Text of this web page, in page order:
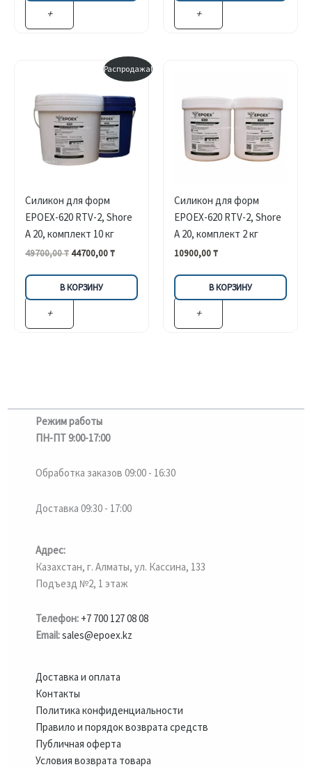
+ +
Распродажа!
Силикон для форм
EPOEX-620 RTV-2, Shore
A 20, комплект 10 кг
49700,00₸Первоначальная
составляла
49700,00 ₸.
44700,00₸Текущая
44700,00 ₸.
В КОРЗИНУ
+
Силикон для форм
EPOEX-620 RTV-2, Shore
A 20, комплект 2 кг
10900,00₸
В КОРЗИНУ
+
Режим работы
ПН-ПТ 9:00-17:00
Обработка заказов 09:00 - 16:30
Доставка 09:30 - 17:00
Адрес:
Казахстан, г. Алматы, ул. Кассина, 133
Подъезд №2, 1 этаж
Телефон: +7 700 127 08 08
Email:sales@epoex.kz
Доставка и оплата
Контакты
Политика конфиденциальности
Правило и порядок возврата средств
Публичная оферта
Условия возврата товара